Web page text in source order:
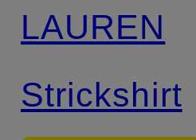
LAUREN
Strickshirt